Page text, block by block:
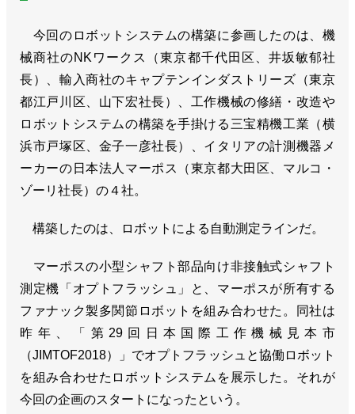
今回のロボットシステムの構築に参画したのは、機
械商社のNKワークス（東京都千代田区、井坂敏郁社
長）、輸入商社のキャプテンインダストリーズ（東京
都江戸川区、山下宏社長）、工作機械の修繕・改造や
ロボットシステムの構築を手掛ける三宝精機工業（横
浜市戸塚区、金子一彦社長）、イタリアの計測機器メ
ーカーの日本法人マーポス（東京都大田区、マルコ・
ゾーリ社長）の４社。
構築したのは、ロボットによる自動測定ラインだ。
マーポスの小型シャフト部品向け非接触式シャフト
測定機「オプトフラッシュ」と、マーポスが所有する
ファナック製多関節ロボットを組み合わせた。同社は
昨年、「第29回日本国際工作機械見本市
（JIMTOF2018）」でオプトフラッシュと協働ロボット
を組み合わせたロボットシステムを展示した。それが
今回の企画のスタートになったという。